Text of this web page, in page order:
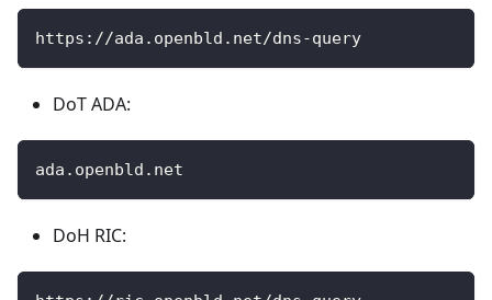
https://ada.openbld.net/dns-query
DoT ADA:
ada.openbld.net
DoH RIC: